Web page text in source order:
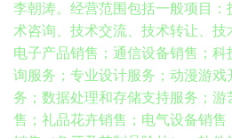
李朝涛。经营范围包括一般项目
术咨询、技术交流、技术转让、技
电子产品销售；通信设备销售；
询服务；专业设计服务；动漫游戏
务；数据处理和存储支持服务；
售；礼品花卉销售；电气设备销